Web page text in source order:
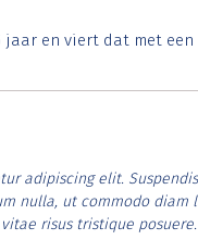
jaar en viert dat met
adipiscing elit.
nulla, ut commodo
risus tristique posuere.